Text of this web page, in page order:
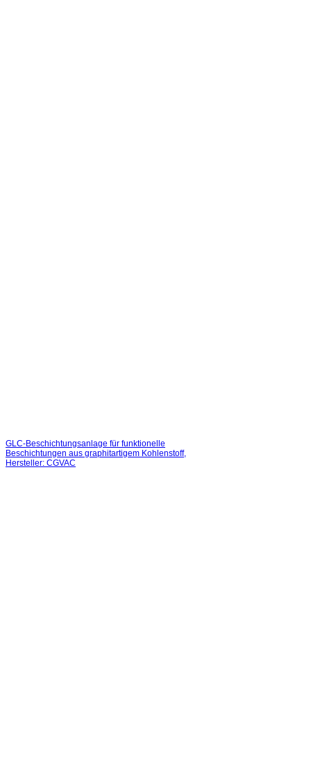
GLC-Beschichtungsanlage für funktionelle
Beschichtungen aus graphitartigem Kohlenstoff,
Hersteller: CGVAC